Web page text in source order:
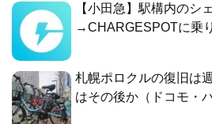
【小田急】駅構内のシ
→CHARGESPOTに乗
札幌ポロクルの復旧は
はその後か（ドコモ・